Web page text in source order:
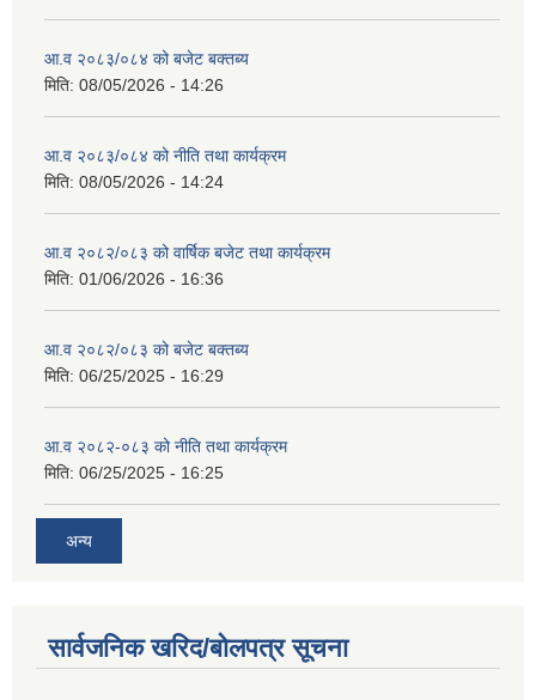
आ.व २०८३/०८४ को बजेट बक्तब्य
मिति: 08/05/2026 - 14:26
आ.व २०८३/०८४ को नीति तथा कार्यक्रम
मिति: 08/05/2026 - 14:24
आ.व २०८२/०८३ को वार्षिक बजेट तथा कार्यक्रम
मिति: 01/06/2026 - 16:36
आ.व २०८२/०८३ को बजेट बक्तब्य
मिति: 06/25/2025 - 16:29
आ.व २०८२-०८३ को नीति तथा कार्यक्रम
मिति: 06/25/2025 - 16:25
अन्य
सार्वजनिक खरिद/बोलपत्र सूचना